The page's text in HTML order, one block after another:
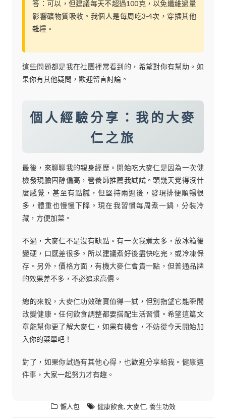
答：可以，但建議每天不超過100克，以免纖維過量
影響礦物質吸收。我個人是每周吃3-4次，穿插其他
雜糧。
這些問題都是我在社團裡常看到的，希望對你有幫助。如
果你有其他疑問，歡迎留言討論。
個人經驗分享：我的大麥
仁之旅
最後，來聊聊我的親身經歷。開始吃大麥仁是因為一次健
檢發現膽固醇偏高，營養師推薦我試試。頭幾天覺得沒什
麼感覺，甚至有點膩，但堅持兩週後，發現排便順暢很
多，體重也慢慢下降。現在我習慣每周煮一鍋，分裝冷
藏，方便加菜。
不過，大麥仁不是沒有缺點。有一次我煮太多，放冰箱後
變硬，口感差很多。所以建議煮好後盡快吃完，或冷凍保
存。另外，價格方面，有機大麥仁會貴一點，但普通品牌
的效果差不多，不必追求高價。
總的來說，大麥仁功效確實值得一試，但別指望它能瞬間
改變健康。任何飲食調整都要搭配生活習慣。希望這篇文
章能幫你更了解大麥仁，如果有機會，不妨從今天開始加
入你的菜單吧！
對了，如果你試過有其他心得，也歡迎分享給我。健康這
件事，大家一起努力才有趣。
懶人包 健康飲食, 大麥仁, 養生功效